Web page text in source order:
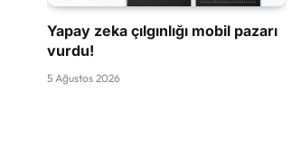
Yapay zeka çılgınlığı mobil pazarı
vurdu!
5 Ağustos 2026